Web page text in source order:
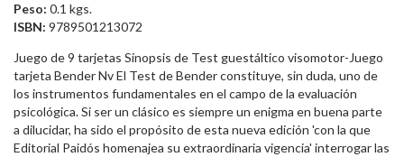
Peso: 0.1 kgs.
ISBN: 9789501213072
Juego de 9 tarjetas Sinopsis de Test guestáltico visomotor-Juego
tarjeta Bender Nv El Test de Bender constituye, sin duda, uno de
los instrumentos fundamentales en el campo de la evaluación
psicológica. Si ser un clásico es siempre un enigma en buena parte
a dilucidar, ha sido el propósito de esta nueva edición 'con la que
Editorial Paidós homenajea su extraordinaria vigencia' interrogar las